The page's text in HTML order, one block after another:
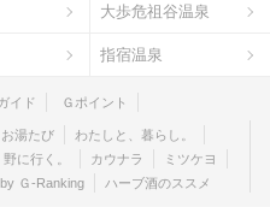
大歩危祖谷温泉
指宿温泉
イド Ｇポイント
お湯たび
わたしと、暮らし。
野に行く。 カウナラ
ミツケヨ
Ｇ-Ranking ハーブ酒のススメ